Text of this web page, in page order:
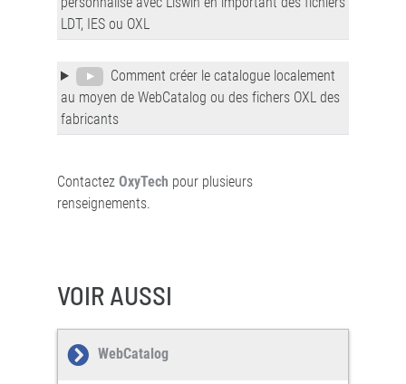
LDT, IES ou OXL
Comment créer le catalogue localement
au moyen de WebCatalog ou des fichers OXL des
fabricants
Contactez OxyTech pour plusieurs
renseignements.
VOIR AUSSI
WebCatalog